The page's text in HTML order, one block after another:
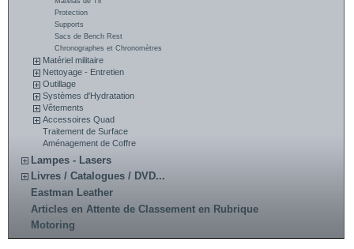
Protection
Supports
Sacs de Bench Rest
Chronographes et Chronomètres
Matériel militaire
Nettoyage - Entretien
Outillage
Systèmes d'Hydratation
Vêtements
Accessoires Quad
Traitement de Surface
Aménagement de Coffre
Lampes - Lasers
Livres / Catalogues / DVD...
Eastman Leather
Articles en Attente de Classement en Rubrique
Motoring